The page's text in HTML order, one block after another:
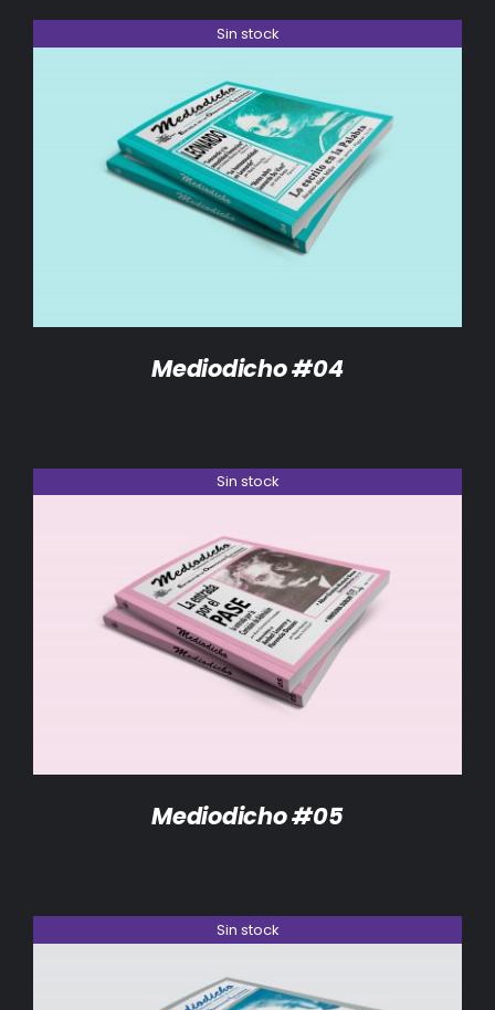
Sin stock
DETALLES
Mediodicho #04
Sin stock
DETALLES
Mediodicho #05
Sin stock